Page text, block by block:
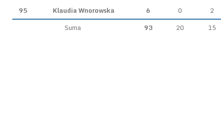
95
Klaudia Wnorowska 6 0
2
Suma
93 20 15